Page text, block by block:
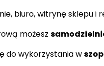
biuro, witrynę sklepu
możesz
do wykorzystania w